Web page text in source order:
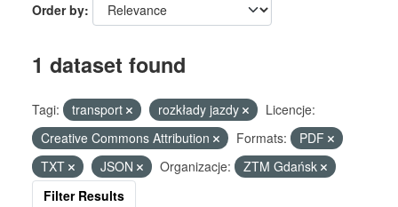
Order by
1 dataset found
Tagi: transport rozkłady jazdy
Licencje:
Creative Commons Attribution
Formats:
PDF
TXT
JSON Organizacje:
ZTM Gdańsk
Filter Results